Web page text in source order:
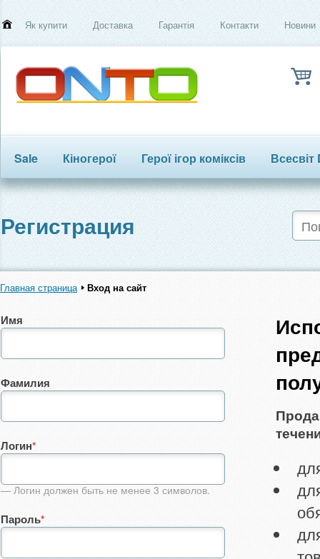
Як купити Доставка Гарантія Контакти Новини
Sale Кіногерої Герої ігор коміксів Всесвіт
Трансформери
Регистрация
Главная страница Вход на сайт
Имя
Фамилия
Логин*
— Логин должен быть не менее 3 символов.
Пароль*